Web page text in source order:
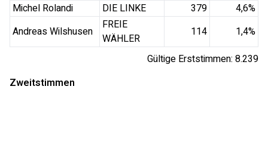
Michel Rolandi
DIE LINKE 379 4,6%
Andreas Wilshusen
FREIE
WÄHLER
114 1,4%
Gültige Erststimmen: 8.239
Zweitstimmen